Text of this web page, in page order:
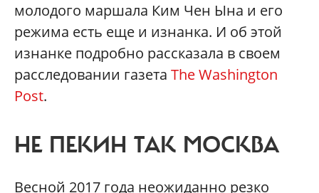
молодого маршала Ким Чен Ына и его
режима есть еще и изнанка. И об этой
изнанке подробно рассказала в своем
расследовании газета The Washington
Post.
НЕ ПЕКИН ТАК МОСКВА
Весной 2017 года неожиданно резко